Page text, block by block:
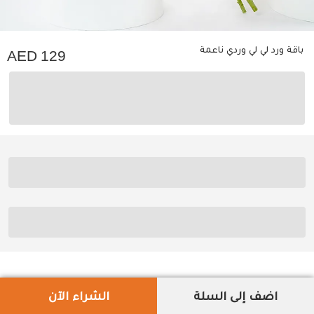
باقة ورد لي لي وردي ناعمة 129
اضف إلى السلة الشراء الآن